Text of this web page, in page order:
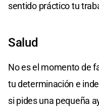
sentido práctico tu
Salud
No es el momento de
tu determinación e
si pides una pequeña